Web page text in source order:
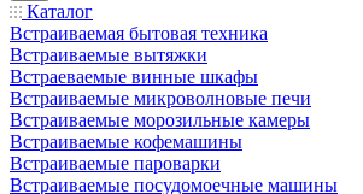
Каталог
Встраиваемая бытовая техника
Встраиваемые вытяжки
Встраеваемые винные шкафы
Встраиваемые микроволновые печи
Встраиваемые морозильные камеры
Встраиваемые кофемашины
Встраиваемые пароварки
Встраиваемые посудомоечные машины